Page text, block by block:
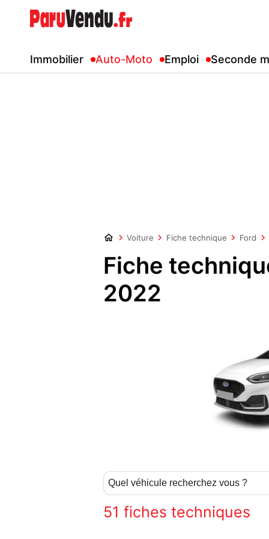
Immobilier Auto-Moto Emploi Seconde
Voiture Fiche technique Ford
Fiche
2022
51 fiches techniques